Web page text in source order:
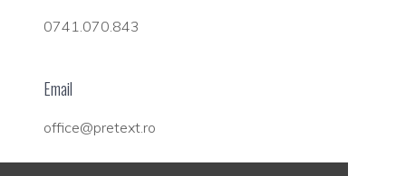
0741.070.843
Email
office@pretext.ro